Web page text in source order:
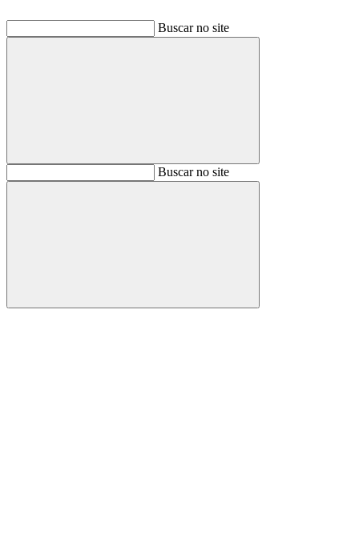
Buscar no site
BuscarBuscar no site
Buscar